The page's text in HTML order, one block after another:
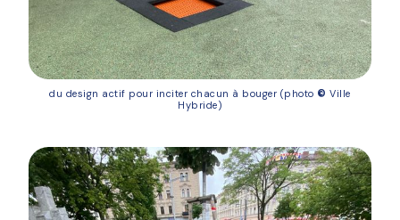
du design actif pour inciter chacun à bouger (photo ©Ville
Hybride)